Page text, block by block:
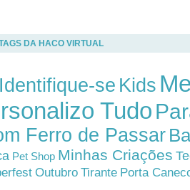
DA HACO VIRTUAL
Identifique-se Kids
Tudo
Ferro de Passar
Pet Shop Minhas Criações
Outubro Tirante Porta